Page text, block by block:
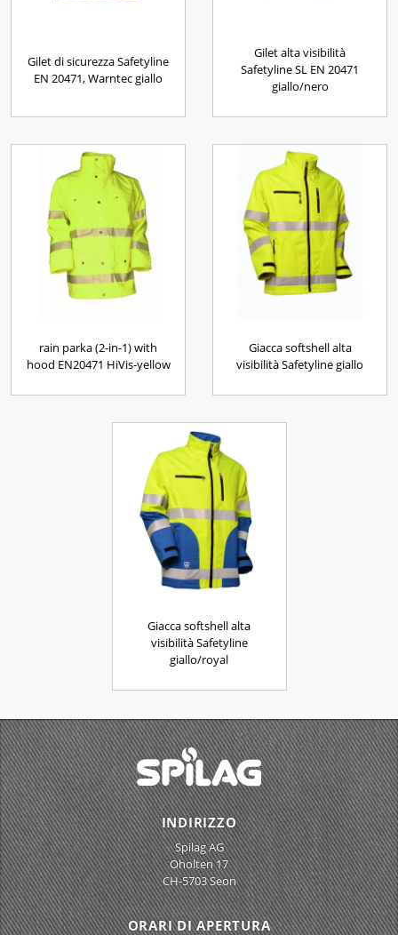
Gilet di sicurezza Safetyline
EN 20471, Warntec giallo
Gilet alta visibilità
Safetyline SL EN 20471
giallo/nero
rain parka (2-in-1) with
hood EN20471 HiVis-yellow
Giacca softshell alta
visibilità Safetyline giallo
Giacca softshell alta
visibilità Safetyline
giallo/royal
INDIRIZZO
Spilag AG
Oholten 17
CH-5703 Seon
ORARI DI APERTURA